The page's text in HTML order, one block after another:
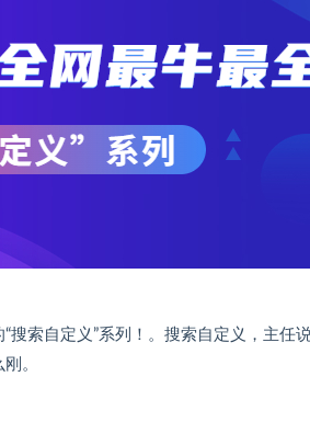
搜索自定义”系列！。搜索自定义，主任
。